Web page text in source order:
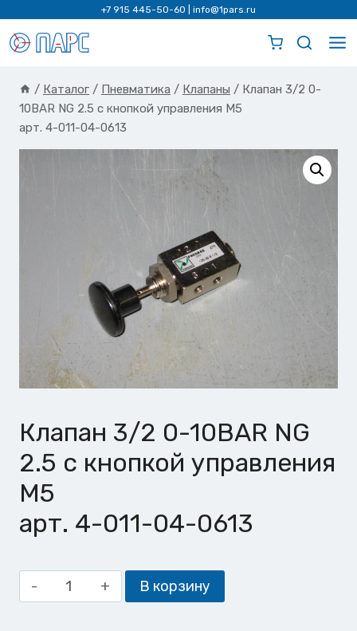
содержимому
+7 915 445-50-60 info@1pars.ru
/ Каталог / Пневматика / Клапаны / Клапан 3/2 0-
10BAR NG 2.5 с кнопкой управления M5
арт. 4-011-04-0613
Клапан 3/2 0-10BAR NG
2.5 с кнопкой управления
M5
арт. 4-011-04-0613
Количество
товара
В корзину